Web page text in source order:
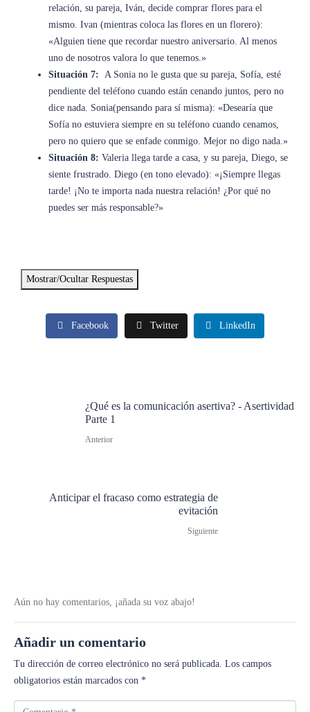
relación, su pareja, Iván, decide comprar flores para el
mismo. Ivan (mientras coloca las flores en un florero):
«Alguien tiene que recordar nuestro aniversario. Al menos
uno de nosotros valora lo que tenemos.»
Situación 7: A Sonia no le gusta que su pareja, Sofía, esté
pendiente del teléfono cuando están cenando juntos, pero no
dice nada. Sonia(pensando para sí misma): «Desearía que
Sofía no estuviera siempre en su teléfono cuando cenamos,
pero no quiero que se enfade conmigo. Mejor no digo nada.»
Situación 8: Valeria llega tarde a casa, y su pareja, Diego, se
siente frustrado. Diego (en tono elevado): «¡Siempre llegas
tarde! ¡No te importa nada nuestra relación! ¿Por qué no
puedes ser más responsable?»
Mostrar/Ocultar Respuestas
Facebook Twitter LinkedIn
¿Qué es la comunicación asertiva? - Asertividad
Parte 1
Anterior
Anticipar el fracaso como estrategia de
evitación
Siguiente
Aún no hay comentarios, ¡añada su voz abajo!
Añadir un comentario
Tu dirección de correo electrónico no será publicada. Los campos
obligatorios están marcados con *